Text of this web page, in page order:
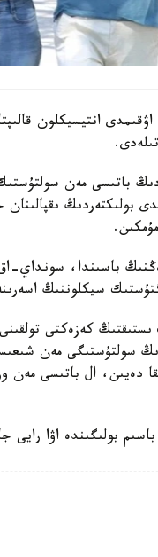
اۋقىمدى انتيسيكلون
باتىسى مەن
بولىكتەردىڭ
باسىندا،
سيكلوننىڭ
ىستىقتىڭ كەزەكتى
بولىگىندە اۋا